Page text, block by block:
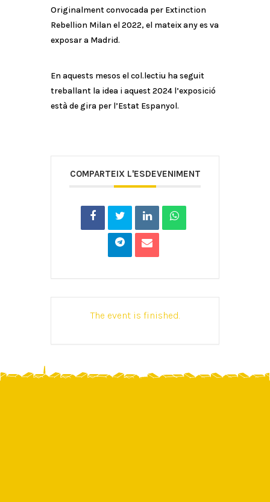
Originalment convocada per Extinction
Rebellion Milan el 2022, el mateix any es va
exposar a Madrid.
En aquests mesos el col.lectiu ha seguit
treballant la idea i aquest 2024 l’exposició
està de gira per l’Estat Espanyol.
COMPARTEIX L'ESDEVENIMENT
The event is finished.